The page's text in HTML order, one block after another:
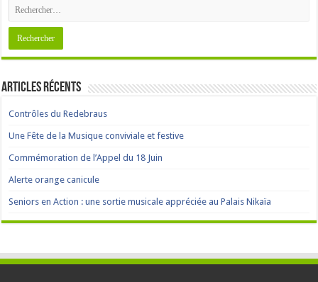
Articles récents
Contrôles du Redebraus
Une Fête de la Musique conviviale et festive
Commémoration de l’Appel du 18 Juin
Alerte orange canicule
Seniors en Action : une sortie musicale appréciée au Palais Nikaïa